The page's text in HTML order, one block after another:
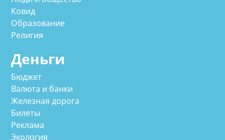
Ковид
Образование
Религия
Деньги
Бюджет
Валюта и банки
Железная дорога
Билеты
Реклама
Экология